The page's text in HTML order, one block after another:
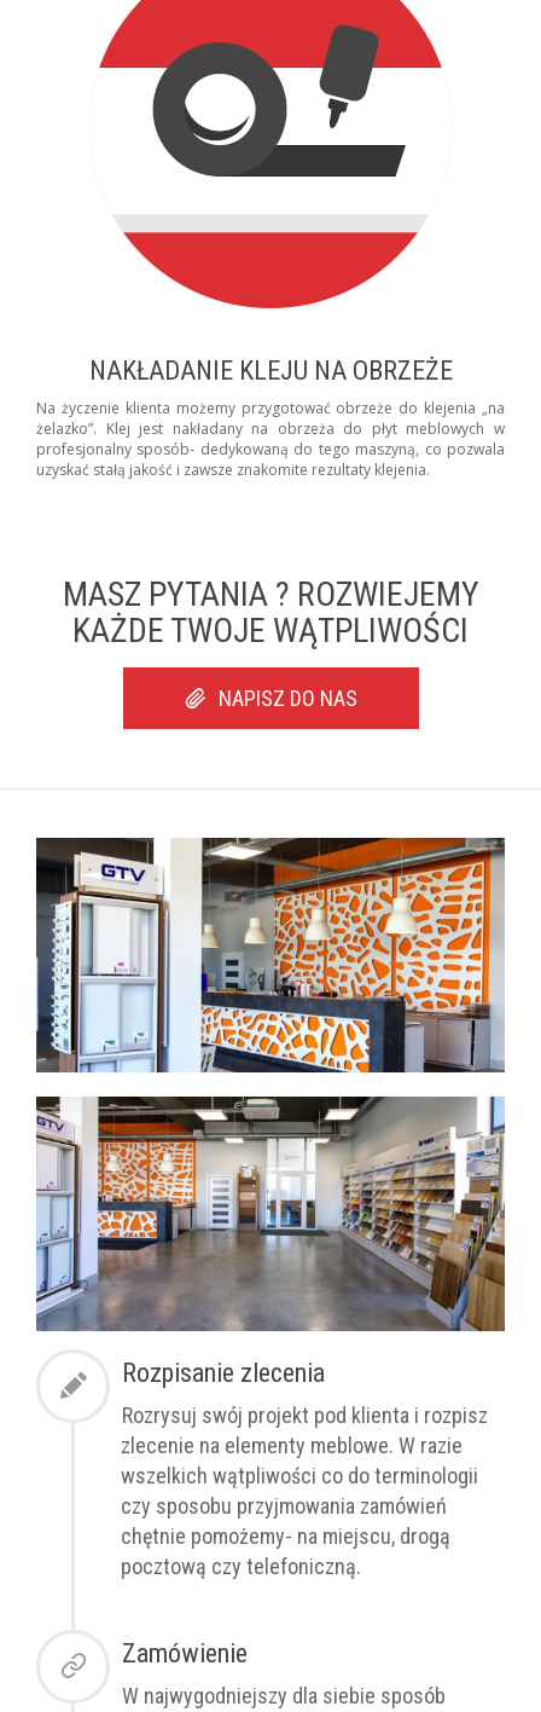
NAKŁADANIE KLEJU NA OBRZEŻE
Na życzenie klienta możemy przygotować obrzeże do klejenia „na
żelazko”. Klej jest nakładany na obrzeża do płyt meblowych w
profesjonalny sposób- dedykowaną do tego maszyną, co pozwala
uzyskać stałą jakość i zawsze znakomite rezultaty klejenia.
MASZ PYTANIA ? ROZWIEJEMY
KAŻDE TWOJE WĄTPLIWOŚCI
NAPISZ DO NAS
Rozpisanie zlecenia
Rozrysuj swój projekt pod klienta i rozpisz
zlecenie na elementy meblowe. W razie
wszelkich wątpliwości co do terminologii
czy sposobu przyjmowania zamówień
chętnie pomożemy- na miejscu, drogą
pocztową czy telefoniczną.
Zamówienie
W najwygodniejszy dla siebie sposób